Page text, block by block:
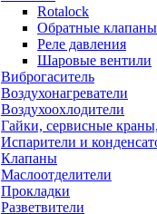
Rotalock
Обратные клапаны
Реле давления
Шаровые вентили
Виброгаситель
Воздухонагреватели
Воздухоохлодители
Гайки, сервисные
Испарители и
Клапаны
Маслоотделители
Прокладки
Разветвители